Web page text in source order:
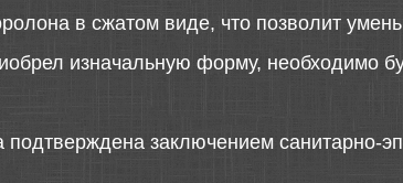
в сжатом виде, что позволит
изначальную форму, необходимо
подтверждена заключением санитарно-